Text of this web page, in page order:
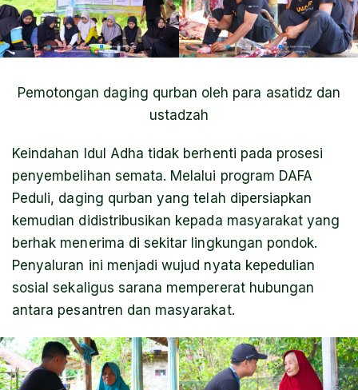
Pemotongan daging qurban oleh para asatidz dan
ustadzah
Keindahan Idul Adha tidak berhenti pada prosesi
penyembelihan semata. Melalui program DAFA
Peduli, daging qurban yang telah dipersiapkan
kemudian didistribusikan kepada masyarakat yang
berhak menerima di sekitar lingkungan pondok.
Penyaluran ini menjadi wujud nyata kepedulian
sosial sekaligus sarana mempererat hubungan
antara pesantren dan masyarakat.